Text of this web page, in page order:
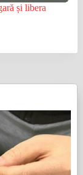
și libera